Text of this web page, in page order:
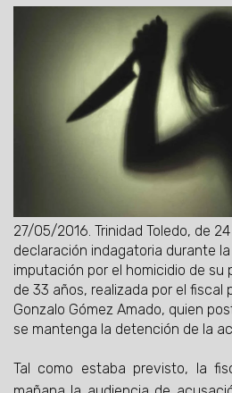
27/05/2016. Trinidad Toledo, de
declaración indagatoria durante
imputación por el homicidio de su
de 33 años, realizada por el fiscal
Gonzalo Gómez Amado, quien
se mantenga la detención de la
Tal como estaba previsto, la